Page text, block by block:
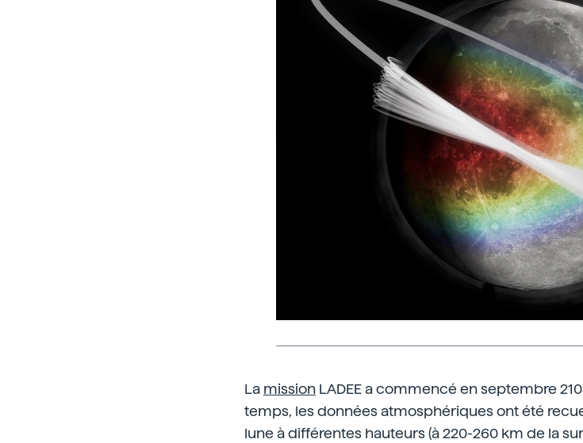
La mission LADEE a commencé en septembre
temps, les données atmosphériques ont été
lune à différentes hauteurs (à 220-260 km de la